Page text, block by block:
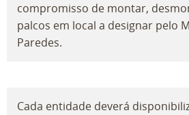
compromisso de montar,
palcos em local a designar pelo
Paredes.
Cada entidade deverá